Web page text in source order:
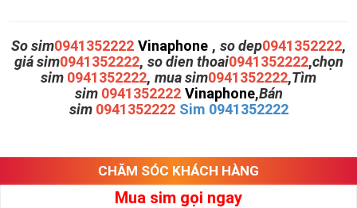
So sim0941352222 Vinaphone , so dep0941352222,
giá sim0941352222, so dien thoai0941352222,chọn
sim 0941352222, mua sim0941352222,Tìm
sim 0941352222 Vinaphone,Bán
sim 0941352222 Sim 0941352222
CHĂM SÓC KHÁCH HÀNG
Mua sim gọi ngay